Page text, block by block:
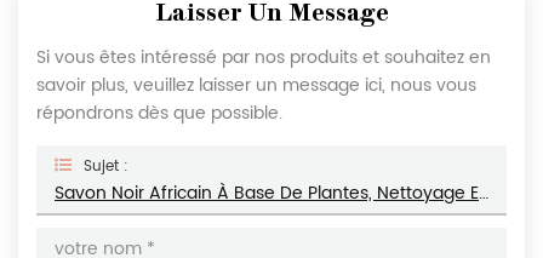
Laisser Un Message
Si vous êtes intéressé par nos produits et souhaitez en
savoir plus, veuillez laisser un message ici, nous vous
répondrons dès que possible.
Sujet :
Savon Noir Africain À Base De Plantes, Nettoyage En Profondeur Personnalisé, Savon Au Charbon De Bois Biologique Naturel